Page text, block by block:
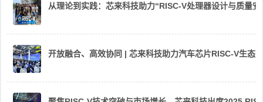
从理论到实践：芯来科技助力“RISC-V处理器设计与质量
开放融合、高效协同 | 芯来科技助力汽车芯片RISC-V生态